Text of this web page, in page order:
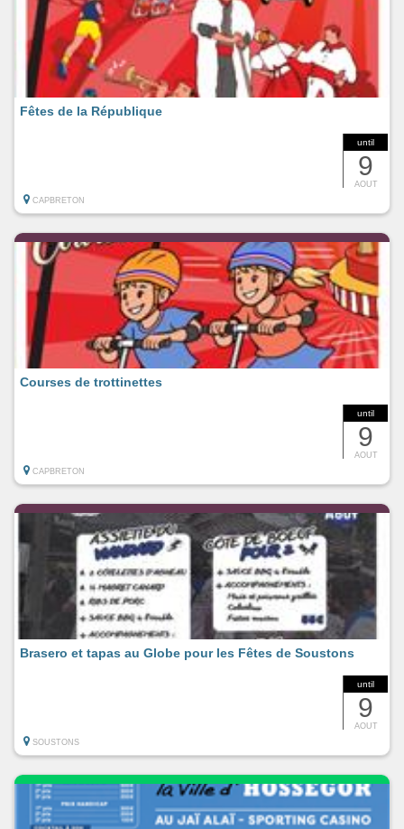
until
9
AOUT
Fêtes de la République
CAPBRETON
until
9
AOUT
Courses de trottinettes
CAPBRETON
until
9
AOUT
Brasero et tapas au Globe pour les Fêtes de Soustons
SOUSTONS